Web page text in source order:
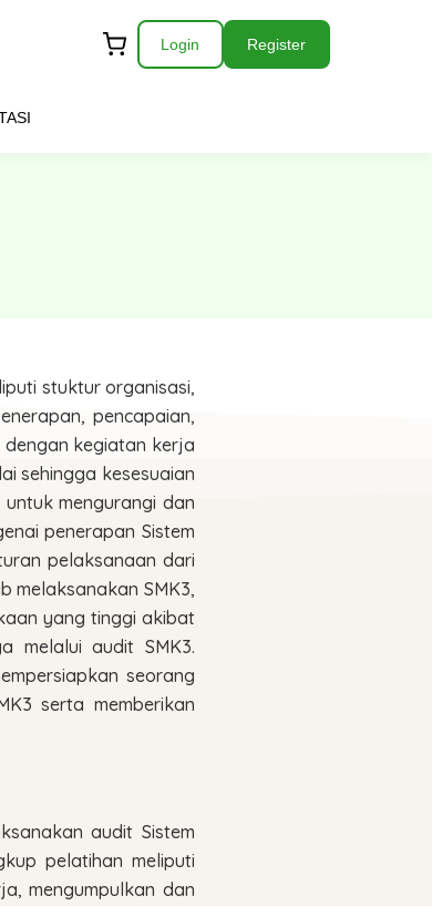
Login Register
stuktur organisasi,
pencapaian,
kegiatan kerja
sehingga kesesuaian
mengurangi dan
penerapan Sistem
pelaksanaan dari
melaksanakan SMK3,
yang tinggi akibat
melalui audit SMK3.
seorang
serta memberikan
audit Sistem
pelatihan meliputi
mengumpulkan dan